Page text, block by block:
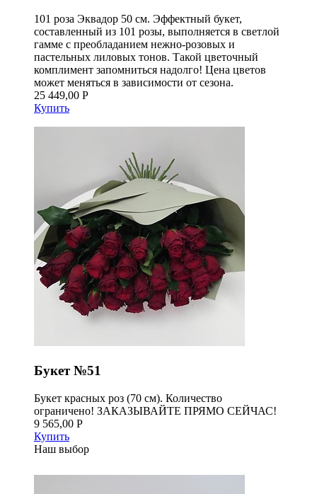
101 роза Эквадор 50 см. Эффектный букет,
составленный из 101 розы, выполняется в светлой
гамме с преобладанием нежно-розовых и
пастельных лиловых тонов. Такой цветочный
комплимент запомниться надолго! Цена цветов
может меняться в зависимости от сезона.
25 449,00 Р
Купить
Букет №51
Букет красных роз (70 см). Количество
ограничено! ЗАКАЗЫВАЙТЕ ПРЯМО СЕЙЧАС!
9 565,00 Р
Купить
Наш выбор